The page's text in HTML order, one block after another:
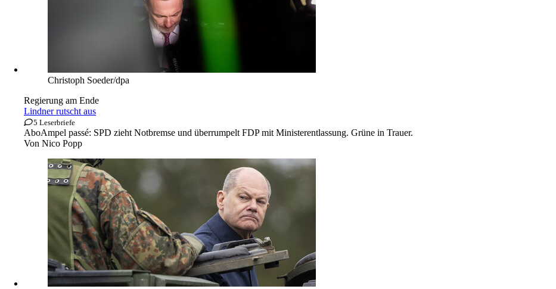
Christoph Soeder/dpa
Regierung am Ende
Lindner rutscht aus
5 Leserbriefe
AboAmpel passé: SPD zieht Notbremse und überrumpelt FDP mit Ministerentlassung. Grüne in Trauer.
Von Nico Popp